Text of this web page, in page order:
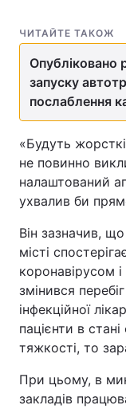
ЧИТАЙТЕ ТАКОЖ
Опубліковано
запуску
послаблення
«Будуть
не повинно
налаштований
ухвалив би
Він зазначив,
місті
коронавірусом
змінився
інфекційної
пацієнти в
тяжкості, то
При цьому, в
закладів